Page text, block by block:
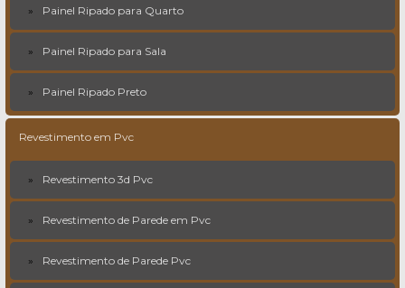
Painel Ripado para Quarto
Painel Ripado para Sala
Painel Ripado Preto
Revestimento em Pvc
Revestimento 3d Pvc
Revestimento de Parede em Pvc
Revestimento de Parede Pvc